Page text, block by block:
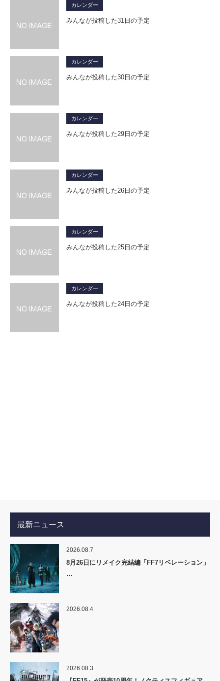
カレンダー
みんなが投稿した31日の予定
カレンダー
みんなが投稿した30日の予定
カレンダー
みんなが投稿した29日の予定
カレンダー
みんなが投稿した26日の予定
カレンダー
みんなが投稿した25日の予定
カレンダー
みんなが投稿した24日の予定
最新ニュース
2026.08.7
8月26日にリメイク完結編「FF7リベレーション」
…
2026.08.4
2026.08.3